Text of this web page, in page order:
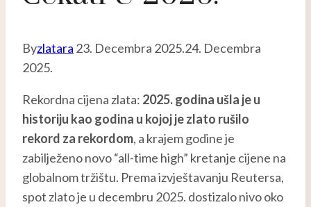
Byzlatara 23. Decembra 2025.24. Decembra
2025.
Rekordna cijena zlata: 2025. godina ušla je u
historiju kao godina u kojoj je zlato rušilo
rekord za rekordom, a krajem godine je
zabilježeno novo “all-time high” kretanje cijene na
globalnom tržištu. Prema izvještavanju Reutersa,
spot zlato je u decembru 2025. dostizalo nivo oko